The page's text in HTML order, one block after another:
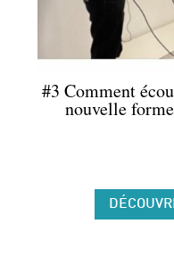
#3 Comment
nouvelle